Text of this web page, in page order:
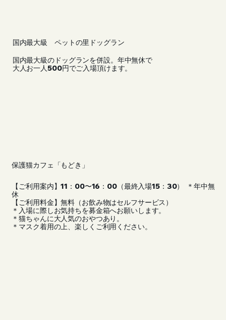
​国内最大級 ペットの里ドッグラン
国内最大級のドッグランを併設。年中無休で
大人お一人500円でご入場頂けます。
保護猫カフェ「もどき」
【ご利用案内】11：00〜16：00（最終入場15：30） ＊年中無
休
【ご利用料金】無料（お飲み物はセルフサービス）
＊入場に際しお気持ちを募金箱へお願いします。
＊猫ちゃんに大人気のおやつあり。
＊マスク着用の上、楽しくご利用ください。